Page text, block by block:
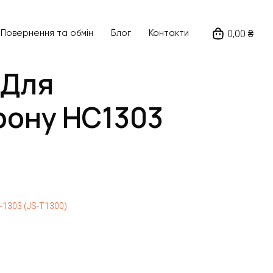
Повернення та обмін Блог Контакти 0,00 ₴
HC1303
(JS-T1300)